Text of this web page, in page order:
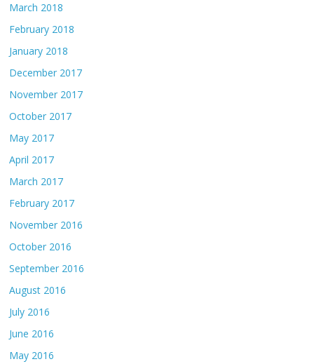
March 2018
February 2018
January 2018
December 2017
November 2017
October 2017
May 2017
April 2017
March 2017
February 2017
November 2016
October 2016
September 2016
August 2016
July 2016
June 2016
May 2016